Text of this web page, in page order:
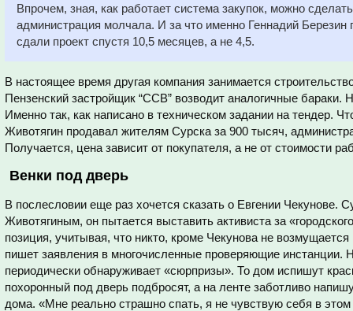
Впрочем, зная, как работает система закупок, можно
администрация молчала. И за что именно Геннадий Березин
сдали проект спустя 10,5 месяцев, а не 4,5.
В настоящее время другая компания занимается
Пензенский застройщик “ССВ” возводит аналогичные бараки.
Именно так, как написано в техническом задании на тендер.
Животягин продавал жителям Сурска за 900 тысяч,
Получается, цена зависит от покупателя, а не от стоимости
Венки под дверь
В послесловии еще раз хочется сказать о Евгении Чекунове.
Животягиным, он пытается выставить активиста за
позиция, учитывая, что никто, кроме Чекунова не
пишет заявления в многочисленные проверяющие инстанции.
периодически обнаруживает «сюрпризы». То дом испишут
похоронный под дверь подбросят, а на ленте заботливо
дома. «Мне реально страшно спать, я не чувствую себя в этом